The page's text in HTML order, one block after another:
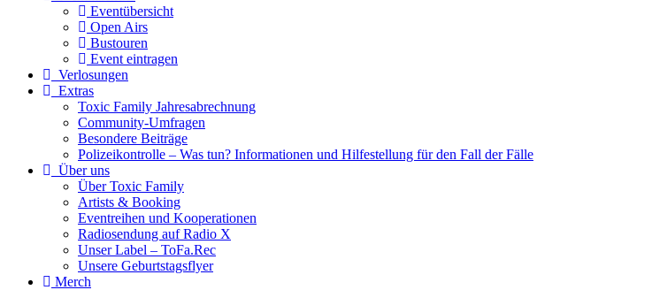
Eventübersicht
Open Airs
Bustouren
Event eintragen
Verlosungen
Extras
Toxic Family Jahresabrechnung
Community-Umfragen
Besondere Beiträge
Polizeikontrolle – Was tun? Informationen und Hilfestellung für den Fall der Fälle
Über uns
Über Toxic Family
Artists & Booking
Eventreihen und Kooperationen
Radiosendung auf Radio X
Unser Label – ToFa.Rec
Unsere Geburtstagsflyer
Merch